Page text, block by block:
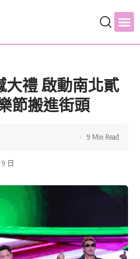
大禮 啟動南北貳
節搬進街頭
日
9 Min Read